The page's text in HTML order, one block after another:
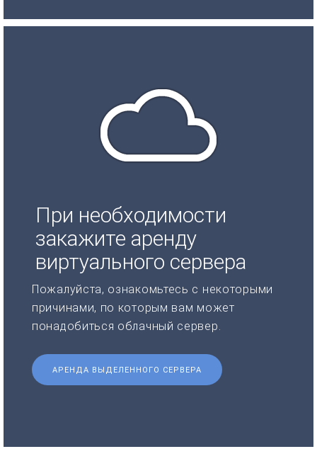
При необходимости
закажите аренду
виртуального сервера
Пожалуйста, ознакомьтесь с некоторыми
причинами, по которым вам может
понадобиться облачный сервер.
АРЕНДА ВЫДЕЛЕННОГО СЕРВЕРА